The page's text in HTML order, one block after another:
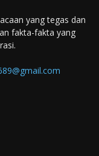
yang tegas dan
fakta-fakta yang